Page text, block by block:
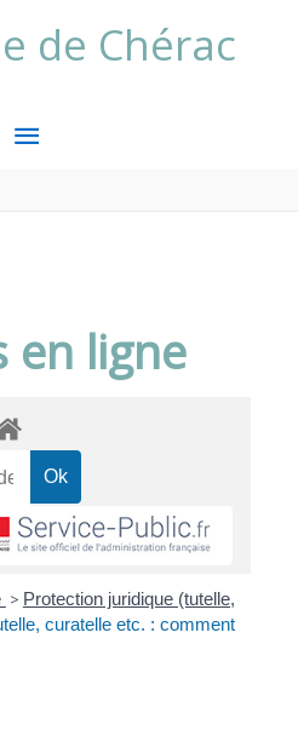
de Chérac
MENU
en ligne
> Protection juridique (tutelle,
curatelle etc. : comment